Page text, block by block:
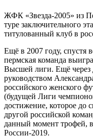
ЖФК «Звезда-2005» из
туре заключительного
титулованный клуб в
Ещё в 2007 году, спустя
пермская команда
Высшей лиги. Ещё через
руководством
российского женского
(будущей Лиги
достижение, которое до
другой российской
данный момент трофей,
России-2019.